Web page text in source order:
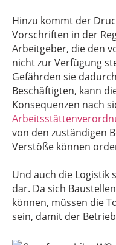
Hinzu kommt der
Vorschriften in der
Arbeitgeber, die den
nicht zur Verfügung
Gefährden sie
Beschäftigten, kann
Konsequenzen nach
von den zuständigen
Verstöße können
Und auch die
dar. Da sich
können, müssen die
sein, damit der